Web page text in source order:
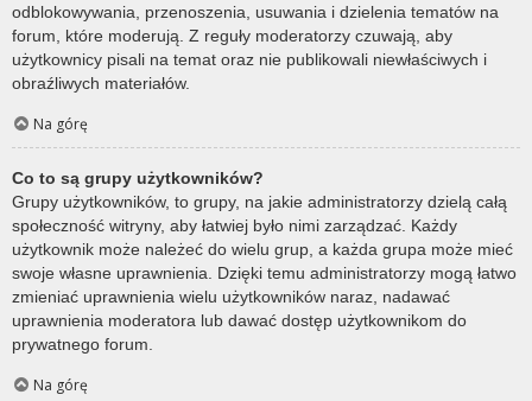
odblokowywania, przenoszenia, usuwania i dzielenia tematów na
forum, które moderują. Z reguły moderatorzy czuwają, aby
użytkownicy pisali na temat oraz nie publikowali niewłaściwych i
obraźliwych materiałów.
Na górę
Co to są grupy użytkowników?
Grupy użytkowników, to grupy, na jakie administratorzy dzielą całą
społeczność witryny, aby łatwiej było nimi zarządzać. Każdy
użytkownik może należeć do wielu grup, a każda grupa może mieć
swoje własne uprawnienia. Dzięki temu administratorzy mogą łatwo
zmieniać uprawnienia wielu użytkowników naraz, nadawać
uprawnienia moderatora lub dawać dostęp użytkownikom do
prywatnego forum.
Na górę